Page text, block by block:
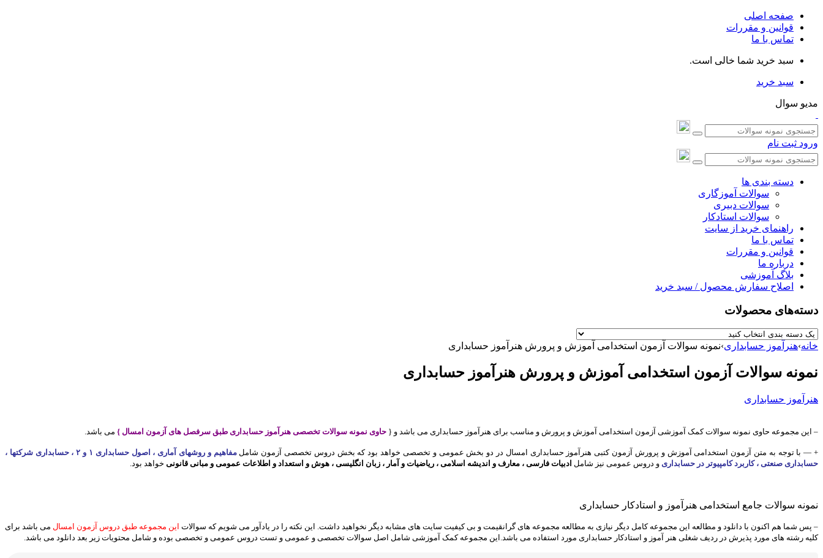
صفحه اصلی
قوانین و مقررات
تماس با ما
سبد خرید شما خالی است.
سبد خرید
مدیو سوال
ورود ثبت نام
دسته بندی ها
سوالات آموزگاری
سوالات دبیری
سوالات استادکار
راهنمای خرید از سایت
تماس با ما
قوانین و مقررات
درباره ما
بلاگ آموزشی
اصلاح سفارش محصول / سبد خرید
دسته‌های محصولات
خانه›هنرآموز حسابداری›نمونه سوالات آزمون استخدامی آموزش و پرورش هنرآموز حسابداری
نمونه سوالات آزمون استخدامی آموزش و پرورش هنرآموز حسابداری
هنرآموز حسابداری
– این مجموعه حاوی نمونه سوالات کمک آموزشی آزمون استخدامی آموزش و پرورش و مناسب برای هنرآموز حسابداری می باشد و { حاوی نمونه سوالات تخصصی هنرآموز حسابداری طبق سرفصل های آزمون امسال } می باشد.
+ — با توجه به متن آزمون استخدامی آموزش و پرورش آزمون کتبی هنرآموز حسابداری امسال در دو بخش عمومی و تخصصی خواهد بود که بخش دروس تخصصی آزمون شامل
مفاهیم و روشهای آماری ، اصول حسابداری ۱ و ۲ ، حسابداری شرکتها ،
حسابداری صنعتی ، کاربرد کامپیوتر در حسابداری و دروس عمومی نیز شامل ادبیات فارسی ، معارف و اندیشه اسلامی ، ریاضیات و آمار ، زبان انگلیسی ، هوش و استعداد و اطلاعات عمومی و مبانی قانونی خواهد بود.
نمونه سوالات جامع استخدامی هنرآموز و استادکار حسابداری
– پس شما هم اکنون با دانلود و مطالعه این مجموعه کامل دیگر نیازی به مطالعه مجموعه های گرانقیمت و بی کیفیت سایت های مشابه دیگر نخواهید داشت. این نکته را در یادآور می شویم که سوالات این مجموعه طبق دروس آزمون امسال می باشد برای
کلیه رشته های مورد پذیرش در ردیف شغلی هنر آموز و استادکار حسابداری مورد استفاده می باشد.این مجموعه کمک آموزشی شامل اصل سوالات تخصصی و عمومی و تست دروس عمومی و تخصصی بوده و شامل محتویات زیر بعد دانلود می باشد.